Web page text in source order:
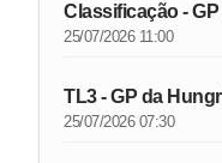
Classificação -
25/07/2026 11:00
TL3 - GP da
25/07/2026 07:30